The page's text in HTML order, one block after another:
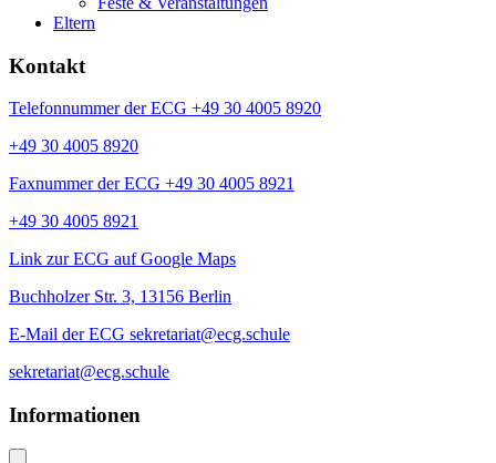
Eltern
Kontakt
Telefonnummer der ECG +49 30 4005 8920
+49 30 4005 8920
Faxnummer der ECG +49 30 4005 8921
+49 30 4005 8921
Link zur ECG auf Google Maps
Buchholzer Str. 3, 13156 Berlin
E-Mail der ECG sekretariat@ecg.schule
sekretariat@ecg.schule
Informationen